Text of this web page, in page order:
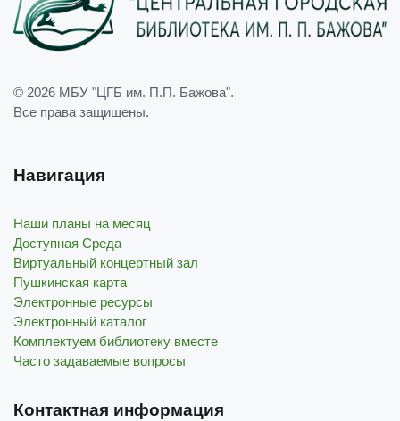
© 2026 МБУ "ЦГБ им. П.П. Бажова".
Все права защищены.
Навигация
Наши планы на месяц
Доступная Среда
Виртуальный концертный зал
Пушкинская карта
Электронные ресурсы
Электронный каталог
Комплектуем библиотеку вместе
Часто задаваемые вопросы
Контактная информация